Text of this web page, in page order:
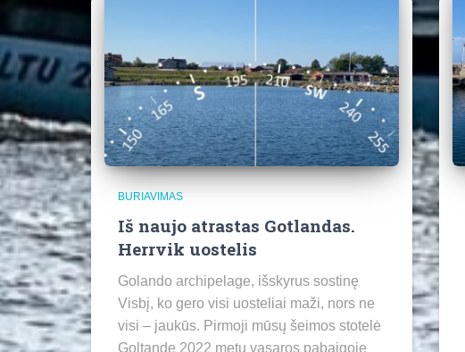
BURIAVIMAS
Iš naujo atrastas Gotlandas.
Herrvik uostelis
Golando archipelage, išskyrus sostinę
Visbį, ko gero visi uosteliai maži, nors ne
visi – jaukūs. Pirmoji mūsų šeimos stotelė
Goltande 2022 metų vasaros pabaigoje